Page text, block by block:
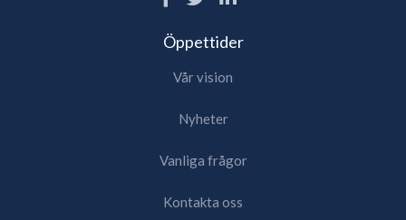
Öppettider
Vår vision
Nyheter
Vanliga frågor
Kontakta oss